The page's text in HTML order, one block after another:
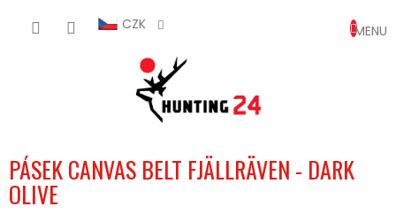
CZK
KOŠÍK
PÁSEK CANVAS BELT FJÄLLRÄVEN - DARK
OLIVE